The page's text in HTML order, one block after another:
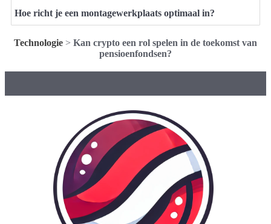
Hoe richt je een montagewerkplaats optimaal in?
Technologie > Kan crypto een rol spelen in de toekomst van
pensioenfondsen?